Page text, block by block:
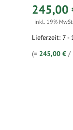
245,00
inkl. 19% MwSt.
Lieferzeit: 7 -
(= 245,00 €/